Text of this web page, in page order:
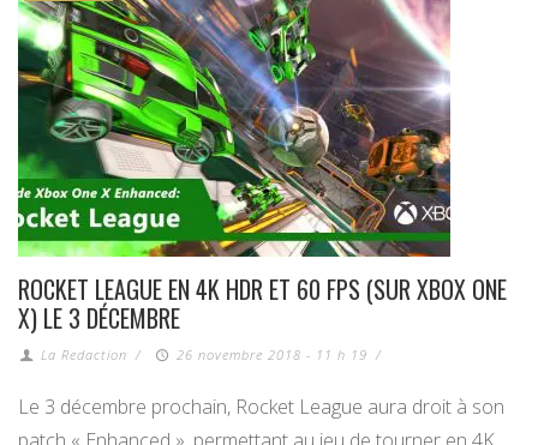
ROCKET LEAGUE EN 4K HDR ET 60 FPS (SUR XBOX ONE
X) LE 3 DÉCEMBRE
La Redaction / 26 novembre 2018 - 11 h 19 /
Le 3 décembre prochain, Rocket League aura droit à son